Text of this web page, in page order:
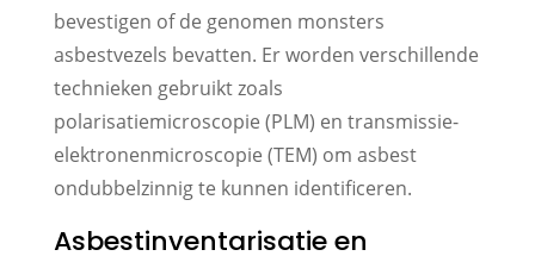
bevestigen of de genomen monsters
asbestvezels bevatten. Er worden verschillende
technieken gebruikt zoals
polarisatiemicroscopie (PLM) en transmissie-
elektronenmicroscopie (TEM) om asbest
ondubbelzinnig te kunnen identificeren.
Asbestinventarisatie en